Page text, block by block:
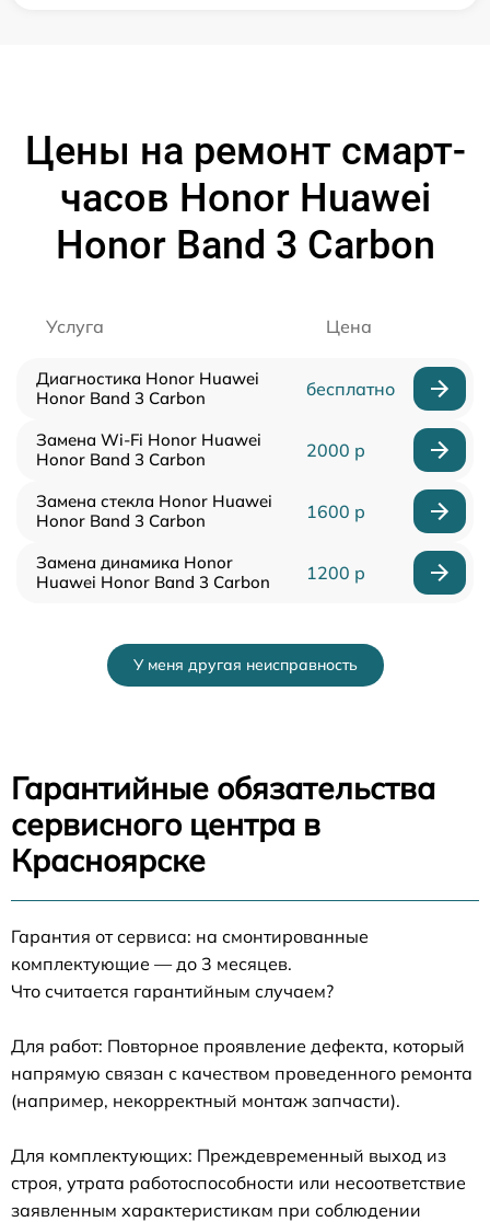
Цены на ремонт смарт-
часов Honor Huawei
Honor Band 3 Carbon
Услуга Цена
Диагностика Honor Huawei
Honor Band 3 Carbon
бесплатно
Замена Wi-Fi Honor Huawei
Honor Band 3 Carbon
2000 р
Замена стекла Honor Huawei
Honor Band 3 Carbon
1600 р
Замена динамика Honor
Huawei Honor Band 3 Carbon
1200 р
У меня другая неисправность
Гарантийные обязательства
сервисного центра в
Красноярске
Гарантия от сервиса: на смонтированные
комплектующие — до 3 месяцев.
Что считается гарантийным случаем?
Для работ: Повторное проявление дефекта, который
напрямую связан с качеством проведенного ремонта
(например, некорректный монтаж запчасти).
Для комплектующих: Преждевременный выход из
строя, утрата работоспособности или несоответствие
заявленным характеристикам при соблюдении